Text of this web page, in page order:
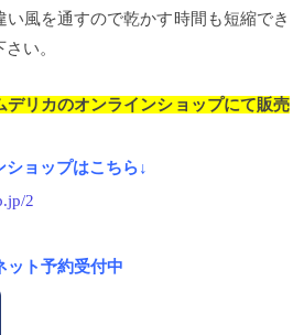
風を通すので乾かす時間も短縮でき
い。
デリカのオンラインショップにて販売
ョップはこちら↓
2
ット予約受付中